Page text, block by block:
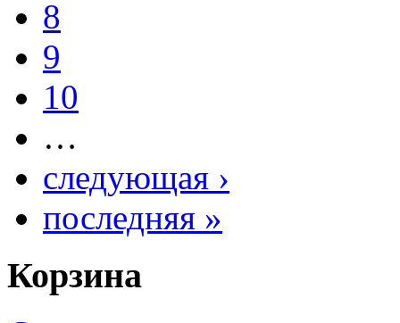
8
9
10
…
следующая ›
последняя »
Корзина